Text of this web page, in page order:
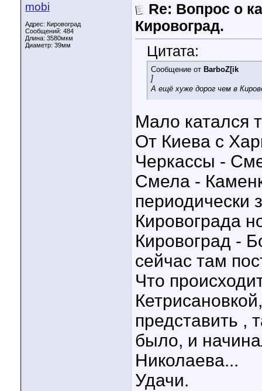
mobi
Адрес: Кировоград
Сообщений: 484
Длина: 3580мкм
Диаметр: 39мм
Re: Вопрос о
Кировоград.
Цитата:
Сообщение от BarboZ[ik
]
А ещё хуже дорог чем в
Мало катался
От Киева с
Черкассы -
Смела -
периодически
Кировограда
Кировоград -
сейчас там
Что
представить ,
было, и
Николаева...
Удачи.